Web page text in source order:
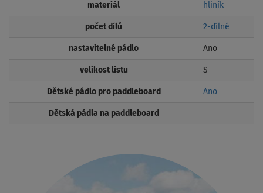
materiál hliník
počet dílů 2-dílné
nastavitelné pádlo Ano
velikost listu S
Dětské pádlo pro paddleboard Ano
Dětská pádla na paddleboard